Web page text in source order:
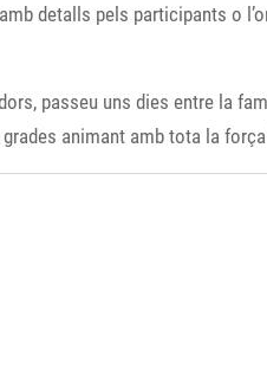
detalls pels participants o
passeu uns dies entre la
animant amb tota la